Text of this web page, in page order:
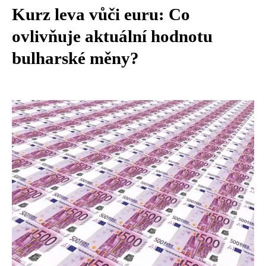
Kurz leva vůči euru: Co
ovlivňuje aktuální hodnotu
bulharské měny?